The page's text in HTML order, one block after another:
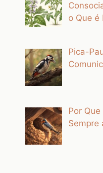
o Que é
Pica-
Por
Sempre